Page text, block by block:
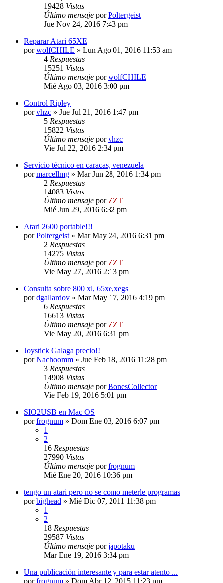
19428 Vistas
Último mensaje porPoltergeist
Jue Nov 24, 2016 7:43 pm
Reparar Atari 65XE
porwolfCHILE » Lun Ago 01, 2016 11:53 am
4 Respuestas
15251 Vistas
Último mensaje porwolfCHILE
Mié Ago 03, 2016 3:00 pm
Control Ripley
porvhzc » Jue Jul 21, 2016 1:47 pm
5 Respuestas
15822 Vistas
Último mensaje porvhzc
Vie Jul 22, 2016 2:34 pm
Servicio técnico en caracas, venezuela
pormarcellmg » Mar Jun 28, 2016 1:34 pm
2 Respuestas
14083 Vistas
Último mensaje por ZZT
Mié Jun 29, 2016 6:32 pm
Atari 2600 portable!!!
porPoltergeist » Mar May 24, 2016 6:31 pm
2 Respuestas
14275 Vistas
Último mensaje por ZZT
Vie May 27, 2016 2:13 pm
Consulta sobre 800 xl, 65xe,xegs
pordgallardov » Mar May 17, 2016 4:19 pm
6 Respuestas
16613 Vistas
Último mensaje por ZZT
Vie May 20, 2016 6:31 pm
Joystick Galaga precio!!
porNachoomm » Jue Feb 18, 2016 11:28 pm
3 Respuestas
14908 Vistas
Último mensaje porBonesCollector
Vie Feb 19, 2016 5:01 pm
SIO2USB en Mac OS
porfrognum » Dom Ene 03, 2016 6:07 pm
1
2
16 Respuestas
27990 Vistas
Último mensaje porfrognum
Mié Ene 20, 2016 10:36 pm
tengo un atari pero no se como meterle programas
porbighead » Mié Dic 07, 2011 11:38 pm
1
2
18 Respuestas
29587 Vistas
Último mensaje porjapotaku
Mar Ene 19, 2016 3:34 pm
Una publicación interesante y para estar atento ...
porfrognum » Dom Abr 12, 2015 11:23 pm